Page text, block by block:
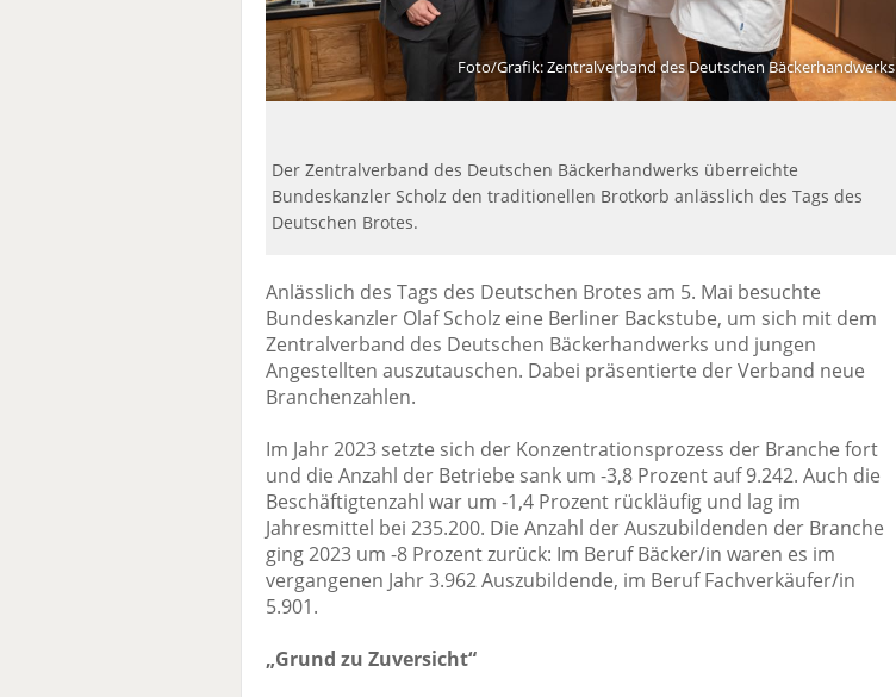
Foto/Grafik: Zentralverband des Deutschen Bäckerhandwerks
Der Zentralverband des Deutschen Bäckerhandwerks überreichte
Bundeskanzler Scholz den traditionellen Brotkorb anlässlich des Tags des
Deutschen Brotes.
Anlässlich des Tags des Deutschen Brotes am 5. Mai besuchte
Bundeskanzler Olaf Scholz eine Berliner Backstube, um sich mit dem
Zentralverband des Deutschen Bäckerhandwerks und jungen
Angestellten auszutauschen. Dabei präsentierte der Verband neue
Branchenzahlen.
Im Jahr 2023 setzte sich der Konzentrationsprozess der Branche fort
und die Anzahl der Betriebe sank um -3,8 Prozent auf 9.242. Auch die
Beschäftigtenzahl war um -1,4 Prozent rückläufig und lag im
Jahresmittel bei 235.200. Die Anzahl der Auszubildenden der Branche
ging 2023 um -8 Prozent zurück: Im Beruf Bäcker/in waren es im
vergangenen Jahr 3.962 Auszubildende, im Beruf Fachverkäufer/in
5.901.
„Grund zu Zuversicht“